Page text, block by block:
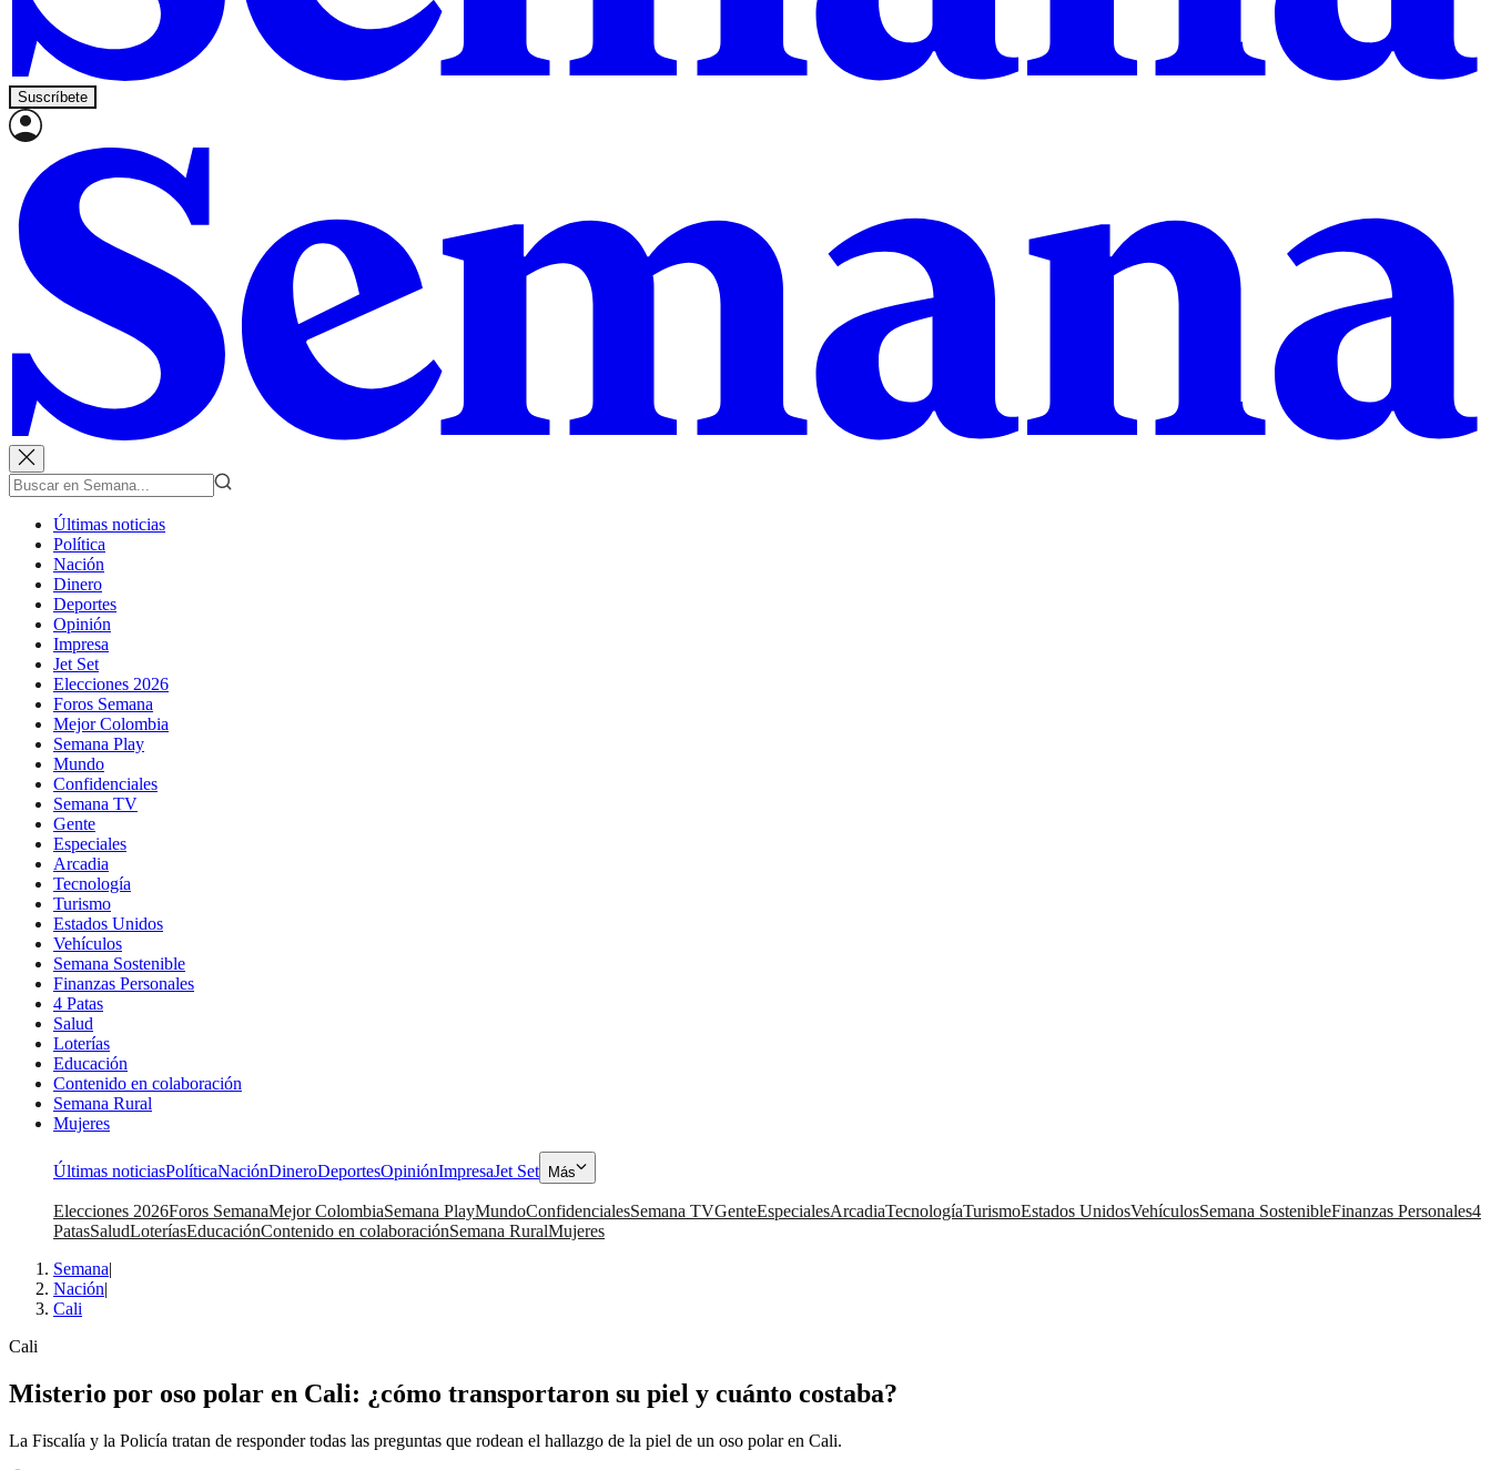
Suscríbete
Últimas noticias
Política
Nación
Dinero
Deportes
Opinión
Impresa
Jet Set
Elecciones 2026
Foros Semana
Mejor Colombia
Semana Play
Mundo
Confidenciales
Semana TV
Gente
Especiales
Arcadia
Tecnología
Turismo
Estados Unidos
Vehículos
Semana Sostenible
Finanzas Personales
4 Patas
Salud
Loterías
Educación
Contenido en colaboración
Semana Rural
Mujeres
Últimas noticiasPolíticaNaciónDineroDeportesOpiniónImpresaJet Set Más
Elecciones 2026Foros SemanaMejor ColombiaSemana PlayMundoConfidencialesSemana TVGenteEspecialesArcadiaTecnologíaTurismoEstados UnidosVehículosSemana SostenibleFinanzas Personales4
PatasSaludLoteríasEducaciónContenido en colaboraciónSemana RuralMujeres
Semana|
Nación|
Cali
Cali
Misterio por oso polar en Cali: ¿cómo transportaron su piel y cuánto costaba?
La Fiscalía y la Policía tratan de responder todas las preguntas que rodean el hallazgo de la piel de un oso polar en Cali.